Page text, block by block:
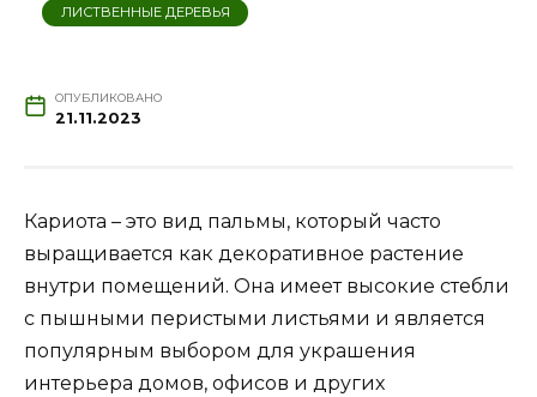
ЛИСТВЕННЫЕ ДЕРЕВЬЯ
ОПУБЛИКОВАНО
21.11.2023
Кариота – это вид пальмы, который часто
выращивается как декоративное растение
внутри помещений. Она имеет высокие стебли
с пышными перистыми листьями и является
популярным выбором для украшения
интерьера домов, офисов и других